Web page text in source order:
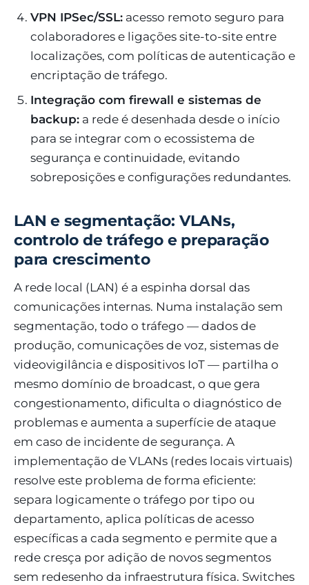
VPN IPSec/SSL: acesso remoto seguro para
colaboradores e ligações site-to-site entre
localizações, com políticas de autenticação e
encriptação de tráfego.
Integração com firewall e sistemas de
backup: a rede é desenhada desde o início
para se integrar com o ecossistema de
segurança e continuidade, evitando
sobreposições e configurações redundantes.
LAN e segmentação: VLANs,
controlo de tráfego e preparação
para crescimento
A rede local (LAN) é a espinha dorsal das
comunicações internas. Numa instalação sem
segmentação, todo o tráfego — dados de
produção, comunicações de voz, sistemas de
videovigilância e dispositivos IoT — partilha o
mesmo domínio de broadcast, o que gera
congestionamento, dificulta o diagnóstico de
problemas e aumenta a superfície de ataque
em caso de incidente de segurança. A
implementação de VLANs (redes locais virtuais)
resolve este problema de forma eficiente:
separa logicamente o tráfego por tipo ou
departamento, aplica políticas de acesso
específicas a cada segmento e permite que a
rede cresça por adição de novos segmentos
sem redesenho da infraestrutura física. Switches